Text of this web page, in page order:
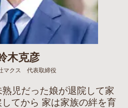
木克彦
マクス 代表取締役
児だった娘が退院して家
てから 家は家族の絆を育